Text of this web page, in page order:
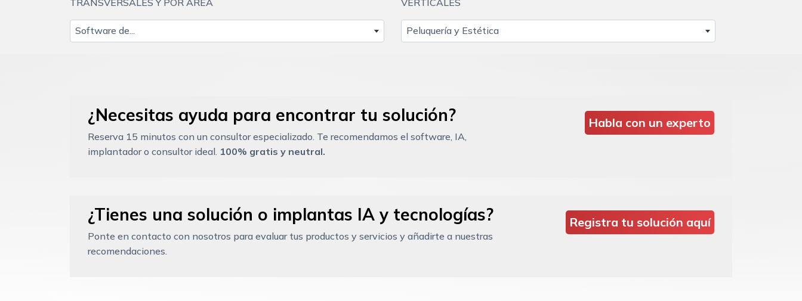
TRANSVERSALES Y POR ÁREA
Software de...
VERTICALES
Peluquería y Estética
¿Necesitas ayuda para encontrar tu solución?
Reserva 15 minutos con un consultor especializado. Te recomendamos el software, IA,
implantador o consultor ideal. 100% gratis y neutral.
Habla con un experto
¿Tienes una solución o implantas IA y tecnologías?
Ponte en contacto con nosotros para evaluar tus productos y servicios y añadirte a nuestras
recomendaciones.
Registra tu solución aquí